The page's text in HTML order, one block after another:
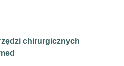
chirurgicznych